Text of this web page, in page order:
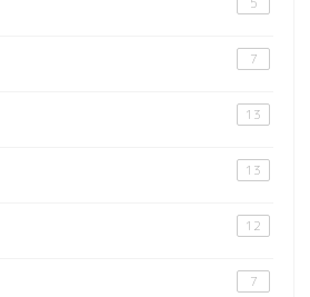
7
13
13
12
7